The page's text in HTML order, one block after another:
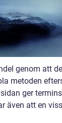
genom att
metoden
ger
även att en